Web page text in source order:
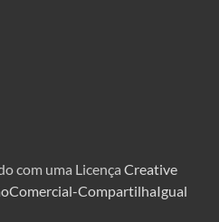
com uma Licença Creative
CompartilhaIgual